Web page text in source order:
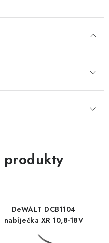
produkty
DeWALT DCB1104
nabíječka XR 10,8-18V